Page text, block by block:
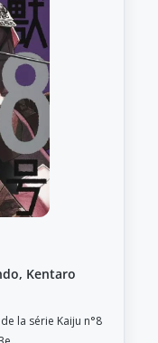
Kentaro
la série Kaiju n°8